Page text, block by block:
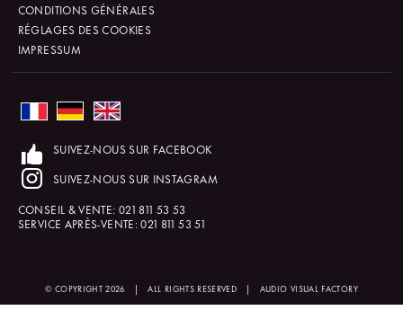
CONDITIONS GÉNÉRALES
RÉGLAGES DES COOKIES
IMPRESSUM
SUIVEZ-NOUS SUR FACEBOOK
SUIVEZ-NOUS SUR INSTAGRAM
CONSEIL & VENTE: 021 811 53 53
SERVICE APRÈS-VENTE:021 811 53 51
© COPYRIGHT 2026 | ALL RIGHTS RESERVED | AUDIO VISUAL FACTORY